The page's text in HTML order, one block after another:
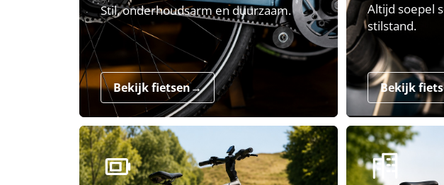
Stil, onderhoudsarm en duurzaam.
Bekijk fietsen→
Altijd soepel
stilstand.
Bekijk